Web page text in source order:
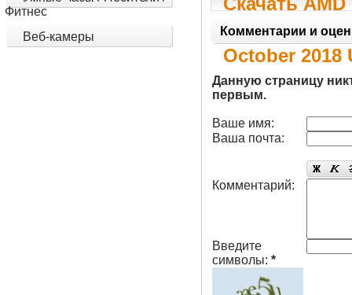
Фитнес
Веб-камеры
Driver
October
Комментарии и
Данную страницу
первым.
Ваше имя:
Ваша почта:
Комментарий:
Введите
символы:*